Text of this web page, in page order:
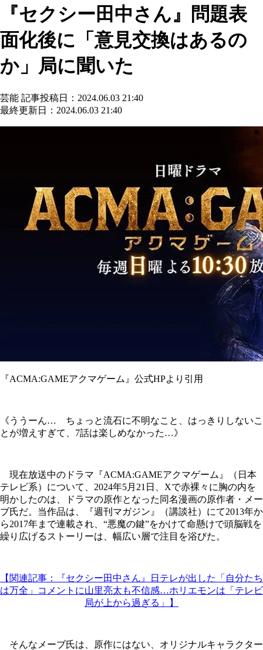
『セクシー田中さん』問題表
面化後に「意見交換はあるの
か」局に聞いた
芸能 記事投稿日：2024.06.03 21:40
最終更新日：2024.06.03 21:40
『ACMA:GAMEアクマゲーム』公式HPより引用
《ううーん… ちょっと流石に不明なこと、はっきりしないこ
とが増えすぎて、7話は楽しめなかった…》
現在放送中のドラマ『ACMA:GAMEアクマゲーム』（日本
テレビ系）について、2024年5月21日、Xで赤裸々に胸の内を
明かしたのは、ドラマの原作となった同名漫画の原作者・メー
ブ氏だ。当作品は、『週刊マガジン』（講談社）にて2013年か
ら2017年まで連載され、“悪魔の鍵”をかけて命懸けで頭脳戦を
繰り広げるストーリーは、幅広い層で注目を浴びた。
【関連記事：『セクシー田中さん』日テレが出した「自分たち
は万全」コメントに山里亮太も不信感…ホリエモンは「テレビ
局が上から過ぎる」】
そんなメーブ氏は、原作にはない、オリジナルキャラクター